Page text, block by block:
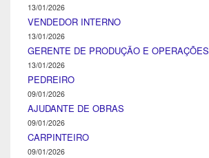
13/01/2026
VENDEDOR INTERNO
13/01/2026
GERENTE DE PRODUÇÃO E OPERAÇÕES
13/01/2026
PEDREIRO
09/01/2026
AJUDANTE DE OBRAS
09/01/2026
CARPINTEIRO
09/01/2026